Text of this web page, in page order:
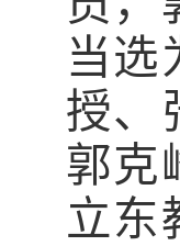
当选
授、
郭克
立东